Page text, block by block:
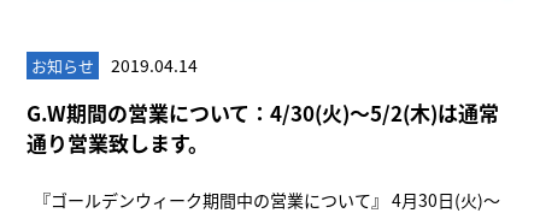
お知らせ 2019.04.14
G.W期間の営業について：4/30(火)～5/2(木)は通常
通り営業致します。
『ゴールデンウィーク期間中の営業について』 4月30日(火)～